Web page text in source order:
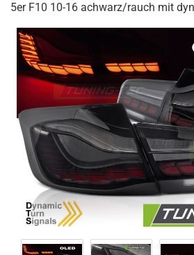
5er F10 10-16 achwarz/rauch mit